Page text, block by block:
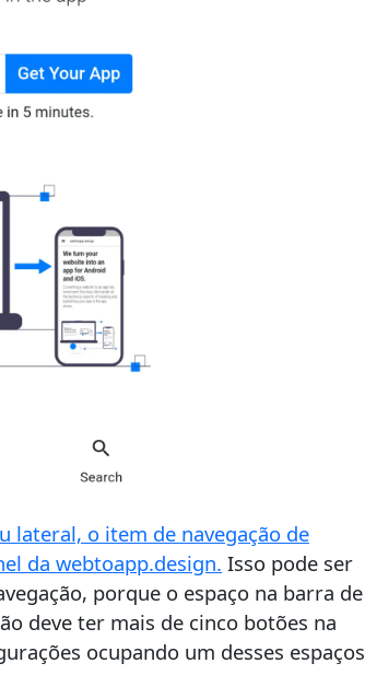
lateral, o item de navegação de
da webtoapp.design. Isso pode ser
porque o espaço na barra de
deve ter mais de cinco botões na
ocupando um desses espaços